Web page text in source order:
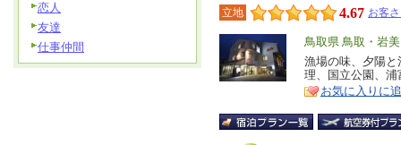
立地 4.67 お客
エ
リ
ア
鳥取県 鳥取・岩
特
徴
漁場の味、夕陽
理、国立公園、
お気に入りに
恋人
友達
仕事仲間